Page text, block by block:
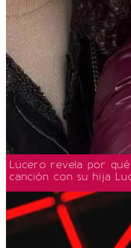
Lucero revela por
canción con su hija